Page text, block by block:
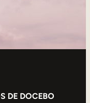
DE DOCEBO